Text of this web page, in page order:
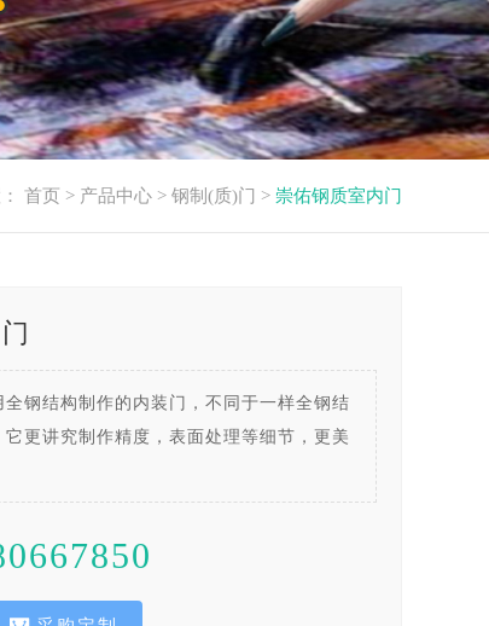
首页 > 产品中心 > 钢制(质)门 > 崇佑钢质室内门
钢结构制作的内装门，不同于一样全钢结
更讲究制作精度，表面处理等细节，更美